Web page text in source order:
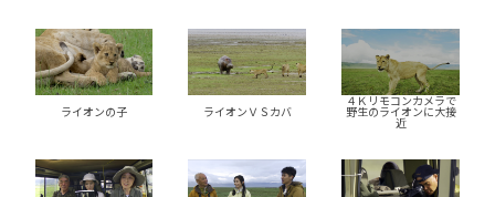
ライオンの子 ライオンＶＳカバ
４Ｋリモコンカメラで
野生のライオンに大接
近